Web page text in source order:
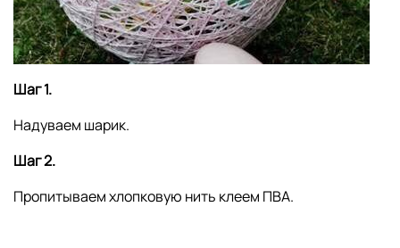
Шаг 1.
Надуваем шарик.
Шаг 2.
Пропитываем хлопковую нить клеем ПВА.